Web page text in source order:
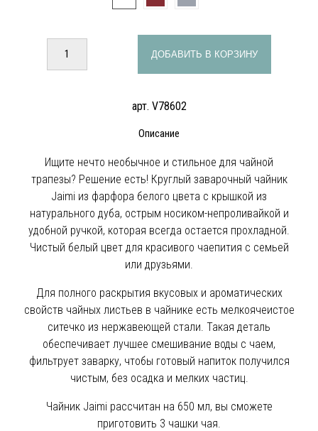
ДОБАВИТЬ В КОРЗИНУ
арт. V78602
Описание
Ищите нечто необычное и стильное для чайной
трапезы? Решение есть! Круглый заварочный чайник
Jaimi из фарфора белого цвета с крышкой из
натурального дуба, острым носиком-непроливайкой и
удобной ручкой, которая всегда остается прохладной.
Чистый белый цвет для красивого чаепития с семьей
или друзьями.
Для полного раскрытия вкусовых и ароматических
свойств чайных листьев в чайнике есть мелкоячеистое
ситечко из нержавеющей стали. Такая деталь
обеспечивает лучшее смешивание воды с чаем,
фильтрует заварку, чтобы готовый напиток получился
чистым, без осадка и мелких частиц.
Чайник Jaimi рассчитан на 650 мл, вы сможете
приготовить 3 чашки чая.